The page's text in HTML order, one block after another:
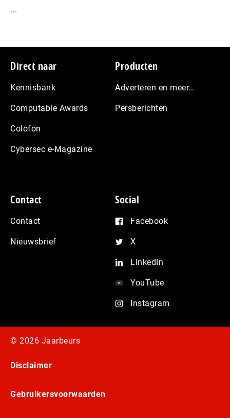
...
Footer
Direct naar
Kennisbank
Computable Awards
Colofon
Cybersec e-Magazine
Producten
Adverteren en meer…
Persberichten
Contact
Contact
Nieuwsbrief
Social
Facebook
X
LinkedIn
YouTube
Instagram
© 2026 Jaarbeurs
Disclaimer
Gebruikersvoorwaarden